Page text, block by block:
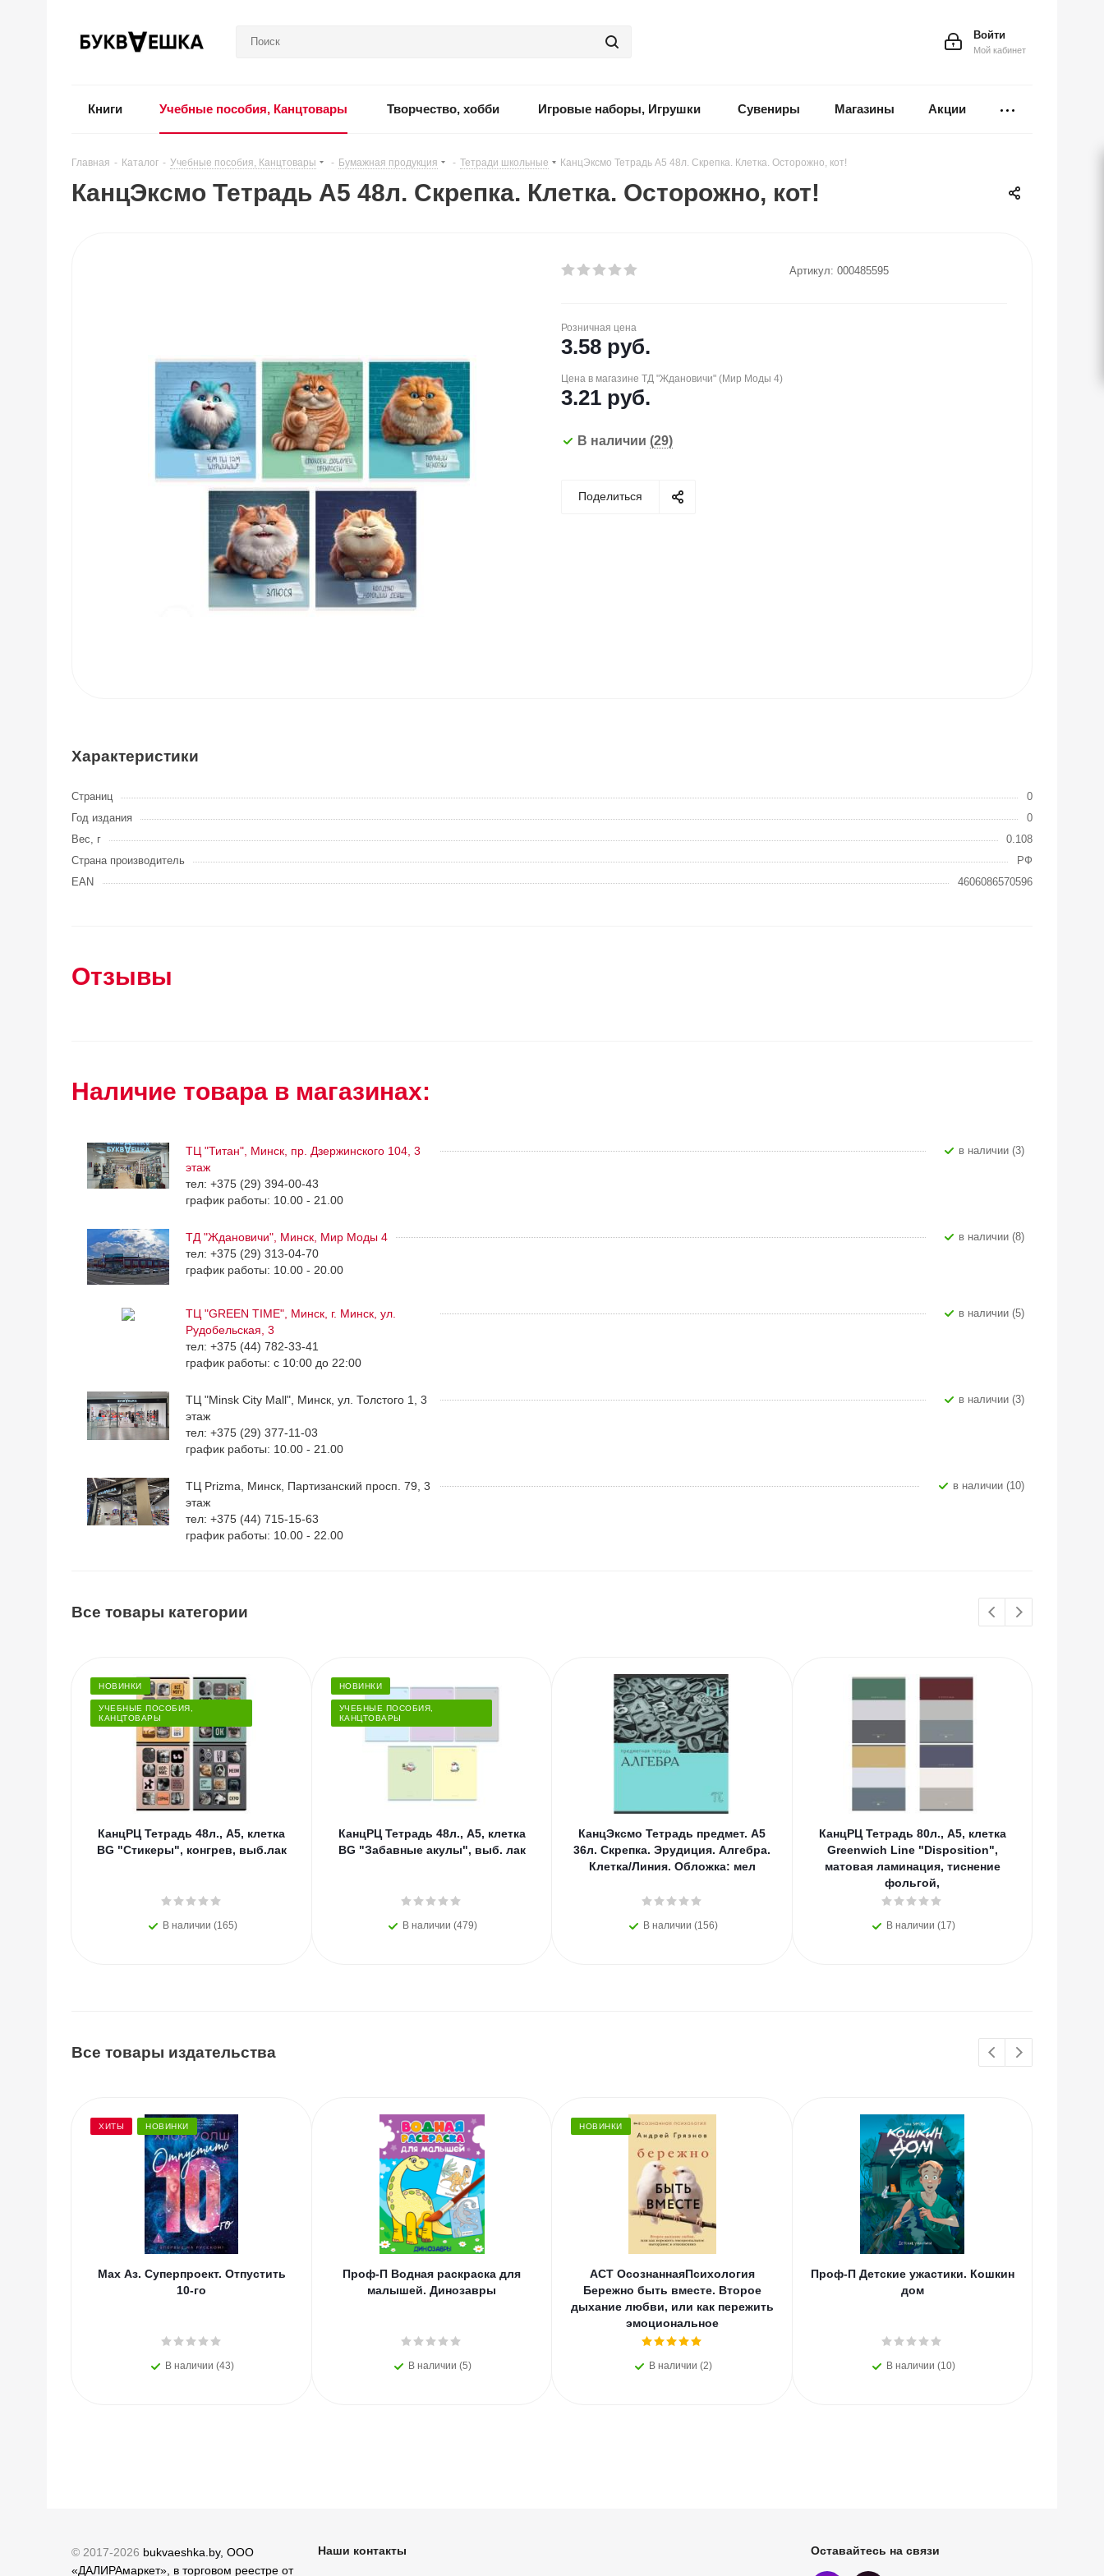
Войти
Мой кабинет
Книги Учебные пособия, Канцтовары Творчество, хобби Игровые наборы, Игрушки Сувениры Магазины Акции
Главная - Каталог - Учебные пособия, Канцтовары - Бумажная продукция - Тетради школьные - КанцЭксмо Тетрадь А5 48л. Скрепка. Клетка. Осторожно, кот!
КанцЭксмо Тетрадь А5 48л. Скрепка. Клетка. Осторожно, кот!
Артикул: 000485595
Розничная цена
3.58 руб.
Цена в магазине ТД "Ждановичи" (Мир Моды 4)
3.21 руб.
В наличии (29)
Поделиться
Характеристики
Страниц
0
Год издания
0
Вес, г
0.108
Страна производитель
РФ
EAN
4606086570596
Отзывы
Наличие товара в магазинах:
ТЦ "Титан", Минск, пр. Дзержинского 104, 3
этаж
тел: +375 (29) 394-00-43
график работы: 10.00 - 21.00
В наличии (3)
ТД "Ждановичи", Минск, Мир Моды 4
тел: +375 (29) 313-04-70
график работы: 10.00 - 20.00
В наличии (8)
ТЦ "GREEN TIME", Минск, г. Минск, ул.
Рудобельская, 3
тел: +375 (44) 782-33-41
график работы: с 10:00 до 22:00
В наличии (5)
ТЦ "Minsk City Mall", Минск, ул. Толстого 1, 3
этаж
тел: +375 (29) 377-11-03
график работы: 10.00 - 21.00
В наличии (3)
ТЦ Prizma, Минск, Партизанский просп. 79, 3
этаж
тел: +375 (44) 715-15-63
график работы: 10.00 - 22.00
В наличии (10)
Все товары категории
НОВИНКИ
УЧЕБНЫЕ ПОСОБИЯ,
КАНЦТОВАРЫ
КанцРЦ Тетрадь 48л., А5, клетка
BG "Стикеры", конгрев, выб.лак
В наличии (165)
НОВИНКИ
УЧЕБНЫЕ ПОСОБИЯ,
КАНЦТОВАРЫ
КанцРЦ Тетрадь 48л., А5, клетка
BG "Забавные акулы", выб. лак
В наличии (479)
КанцЭксмо Тетрадь предмет. А5
36л. Скрепка. Эрудиция. Алгебра.
Клетка/Линия. Обложка: мел
В наличии (156)
КанцРЦ Тетрадь 80л., А5, клетка
Greenwich Line "Disposition",
матовая ламинация, тиснение
фольгой,
В наличии (17)
Все товары издательства
ХИТЫ НОВИНКИ
Мах Аз. Суперпроект. Отпустить
10-го
В наличии (43)
Проф-П Водная раскраска для
малышей. Динозавры
В наличии (5)
НОВИНКИ
АСТ ОсознаннаяПсихология
Бережно быть вместе. Второе
дыхание любви, или как пережить
эмоциональное
В наличии (2)
Проф-П Детские ужастики. Кошкин
дом
В наличии (10)
© 2017-2026 bukvaeshka.by, ООО
«ДАЛИРАмаркет», в торговом реестре от
Наши контакты Оставайтесь на связи